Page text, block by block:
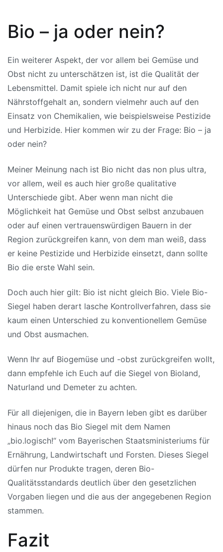
Bio – ja oder nein?
Ein weiterer Aspekt, der vor allem bei Gemüse und
Obst nicht zu unterschätzen ist, ist die Qualität der
Lebensmittel. Damit spiele ich nicht nur auf den
Nährstoffgehalt an, sondern vielmehr auch auf den
Einsatz von Chemikalien, wie beispielsweise Pestizide
und Herbizide. Hier kommen wir zu der Frage: Bio – ja
oder nein?
Meiner Meinung nach ist Bio nicht das non plus ultra,
vor allem, weil es auch hier große qualitative
Unterschiede gibt. Aber wenn man nicht die
Möglichkeit hat Gemüse und Obst selbst anzubauen
oder auf einen vertrauenswürdigen Bauern in der
Region zurückgreifen kann, von dem man weiß, dass
er keine Pestizide und Herbizide einsetzt, dann sollte
Bio die erste Wahl sein.
Doch auch hier gilt: Bio ist nicht gleich Bio. Viele Bio-
Siegel haben derart lasche Kontrollverfahren, dass sie
kaum einen Unterschied zu konventionellem Gemüse
und Obst ausmachen.
Wenn Ihr auf Biogemüse und -obst zurückgreifen wollt,
dann empfehle ich Euch auf die Siegel von Bioland,
Naturland und Demeter zu achten.
Für all diejenigen, die in Bayern leben gibt es darüber
hinaus noch das Bio Siegel mit dem Namen
„bio.logisch!“ vom Bayerischen Staatsministeriums für
Ernährung, Landwirtschaft und Forsten. Dieses Siegel
dürfen nur Produkte tragen, deren Bio-
Qualitätsstandards deutlich über den gesetzlichen
Vorgaben liegen und die aus der angegebenen Region
stammen.
Fazit